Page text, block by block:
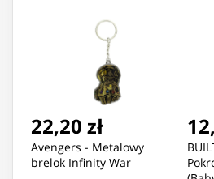
22,20 zł
Avengers - Metalowy
brelok Infinity War